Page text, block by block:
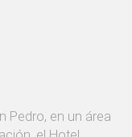
Pedro, en un área